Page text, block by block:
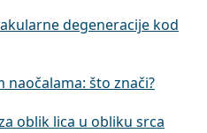
degeneracije kod
naočalama: što znači?
oblik lica u obliku srca